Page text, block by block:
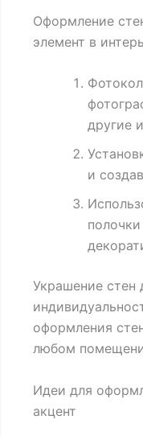
Оформление
элемент в
другие
и
Украшение стен
оформления
любом
Идеи для
акцент